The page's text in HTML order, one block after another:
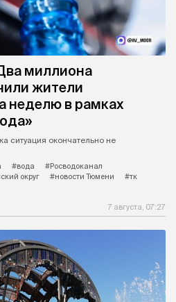
миллиона
жители
неделю в рамках
ситуация окончательно не
#вода
#Росводоканал
округ #новости Тюмени #тк
7 августа, 07:27